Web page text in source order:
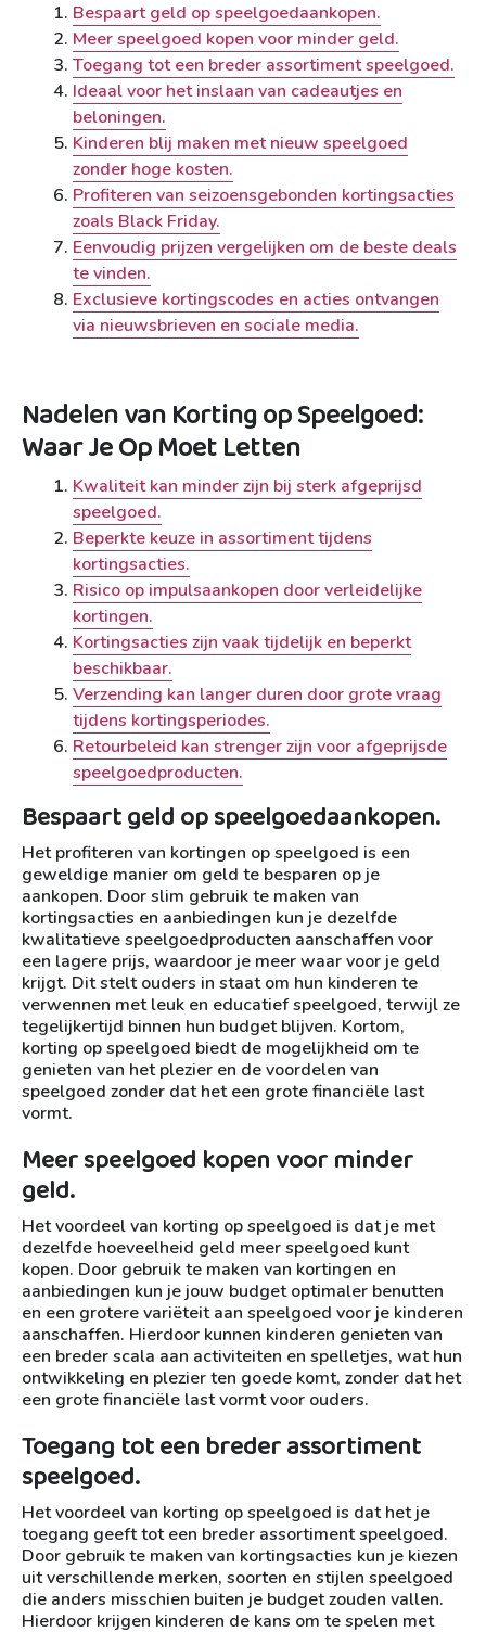
Bespaart geld op speelgoedaankopen.
Meer speelgoed kopen voor minder geld.
Toegang tot een breder assortiment speelgoed.
Ideaal voor het inslaan van cadeautjes en
beloningen.
Kinderen blij maken met nieuw speelgoed
zonder hoge kosten.
Profiteren van seizoensgebonden kortingsacties
zoals Black Friday.
Eenvoudig prijzen vergelijken om de beste deals
te vinden.
Exclusieve kortingscodes en acties ontvangen
via nieuwsbrieven en sociale media.
Nadelen van Korting op Speelgoed:
Waar Je Op Moet Letten
Kwaliteit kan minder zijn bij sterk afgeprijsd
speelgoed.
Beperkte keuze in assortiment tijdens
kortingsacties.
Risico op impulsaankopen door verleidelijke
kortingen.
Kortingsacties zijn vaak tijdelijk en beperkt
beschikbaar.
Verzending kan langer duren door grote vraag
tijdens kortingsperiodes.
Retourbeleid kan strenger zijn voor afgeprijsde
speelgoedproducten.
Bespaart geld op speelgoedaankopen.
Het profiteren van kortingen op speelgoed is een
geweldige manier om geld te besparen op je
aankopen. Door slim gebruik te maken van
kortingsacties en aanbiedingen kun je dezelfde
kwalitatieve speelgoedproducten aanschaffen voor
een lagere prijs, waardoor je meer waar voor je geld
krijgt. Dit stelt ouders in staat om hun kinderen te
verwennen met leuk en educatief speelgoed, terwijl ze
tegelijkertijd binnen hun budget blijven. Kortom,
korting op speelgoed biedt de mogelijkheid om te
genieten van het plezier en de voordelen van
speelgoed zonder dat het een grote financiële last
vormt.
Meer speelgoed kopen voor minder
geld.
Het voordeel van korting op speelgoed is dat je met
dezelfde hoeveelheid geld meer speelgoed kunt
kopen. Door gebruik te maken van kortingen en
aanbiedingen kun je jouw budget optimaler benutten
en een grotere variëteit aan speelgoed voor je kinderen
aanschaffen. Hierdoor kunnen kinderen genieten van
een breder scala aan activiteiten en spelletjes, wat hun
ontwikkeling en plezier ten goede komt, zonder dat het
een grote financiële last vormt voor ouders.
Toegang tot een breder assortiment
speelgoed.
Het voordeel van korting op speelgoed is dat het je
toegang geeft tot een breder assortiment speelgoed.
Door gebruik te maken van kortingsacties kun je kiezen
uit verschillende merken, soorten en stijlen speelgoed
die anders misschien buiten je budget zouden vallen.
Hierdoor krijgen kinderen de kans om te spelen met